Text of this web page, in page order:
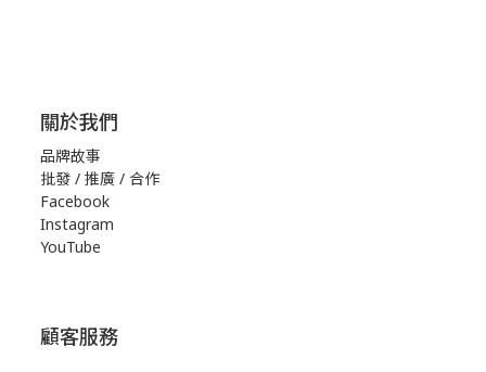
關於我們
品牌故事
批發 / 推廣 / 合作
Facebook
Instagram
YouTube
顧客服務